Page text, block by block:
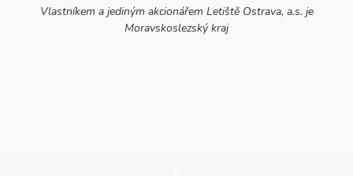
Vlastníkem a jediným akcionářem Letiště Ostrava, a.s. je
Moravskoslezský kraj